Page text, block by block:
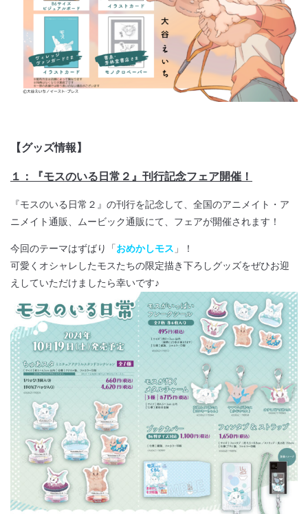
【グッズ情報】
１：『モスのいる日常２』刊行記念フェア開催！
『モスのいる日常２』の刊行を記念して、全国のアニメイト・ア
ニメイト通販、ムービック通販にて、フェアが開催されます！
今回のテーマはずばり「おめかしモス 」！
可愛くオシャレしたモスたちの限定描き下ろしグッズをぜひお迎
えしていただけましたら幸いです♪